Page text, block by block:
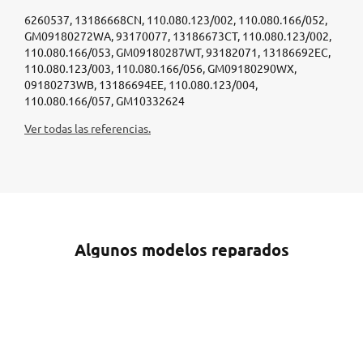
6260537, 13186668CN, 110.080.123/002, 110.080.166/052,
GM09180272WA, 93170077, 13186673CT, 110.080.123/002,
110.080.166/053, GM09180287WT, 93182071, 13186692EC,
110.080.123/003, 110.080.166/056, GM09180290WX,
09180273WB, 13186694EE, 110.080.123/004,
110.080.166/057, GM10332624
Ver todas las referencias.
Algunos modelos reparados